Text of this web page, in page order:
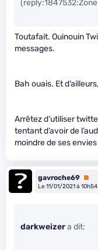
Toutafait. Ouinouin
messages.
Bah ouais. Et
Arrêtez d’utiliser
tentant d’avoir de
moindre de ses
gavroche69
Le 11/01/2021 à 10h54
darkweizera dit: